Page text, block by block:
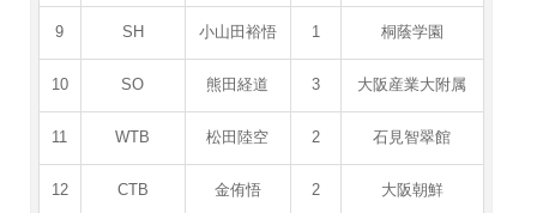
9 SH 小山田裕悟 1 桐蔭学園
10 SO 熊田経道 3 大阪産業大附属
11 WTB 松田陸空 2 石見智翠館
12 CTB 金侑悟 2 大阪朝鮮